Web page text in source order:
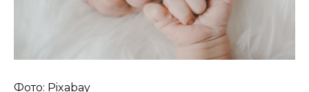
Фото: Pixabay